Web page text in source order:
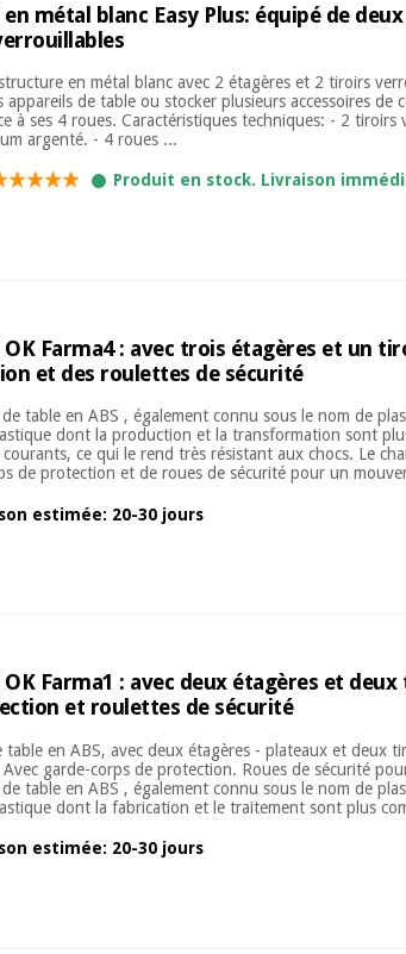
métal blanc Easy Plus: équipé de
en métal blanc avec 2 étagères et 2 tiroirs
appareils de table ou stocker plusieurs accessoires de
à ses 4 roues. Caractéristiques techniques: - 2 tiroirs
argenté. - 4 roues ...
Produit en stock. Livraison
Farma4 : avec trois étagères et un
et des roulettes de sécurité
table en ABS , également connu sous le nom de
dont la production et la transformation sont
ce qui le rend très résistant aux chocs. Le
de protection et de roues de sécurité pour un
estimée: 20-30 jours
Farma1 : avec deux étagères et
et roulettes de sécurité
table en ABS, avec deux étagères - plateaux et deux
Avec garde-corps de protection. Roues de sécurité
table en ABS , également connu sous le nom de
dont la fabrication et le traitement sont plus
estimée: 20-30 jours